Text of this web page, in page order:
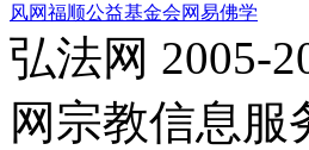
风网福顺公益基金会网易佛学
弘法网 2005-
网宗教信息服